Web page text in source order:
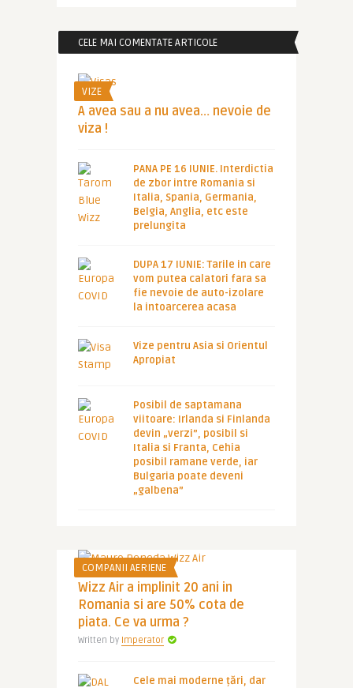
CELE MAI COMENTATE ARTICOLE
VIZE
A avea sau a nu avea… nevoie de
viza !
PANA PE 16 IUNIE. Interdictia
de zbor intre Romania si
Italia, Spania, Germania,
Belgia, Anglia, etc este
prelungita
DUPA 17 IUNIE: Tarile in care
vom putea calatori fara sa
fie nevoie de auto-izolare
la intoarcerea acasa
Vize pentru Asia si Orientul
Apropiat
Posibil de saptamana
viitoare: Irlanda si Finlanda
devin „verzi”, posibil si
Italia si Franta, Cehia
posibil ramane verde, iar
Bulgaria poate deveni
„galbena”
COMPANII AERIENE
Wizz Air a implinit 20 ani in
Romania si are 50% cota de
piata. Ce va urma ?
Written by Imperator
Cele mai moderne țări, dar